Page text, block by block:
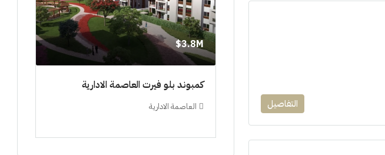
التفاصيل
شقق للبيع, كمبوند
3.8M$
كمبوند بلو فيرت العاصمة الادارية
العاصمة الادارية